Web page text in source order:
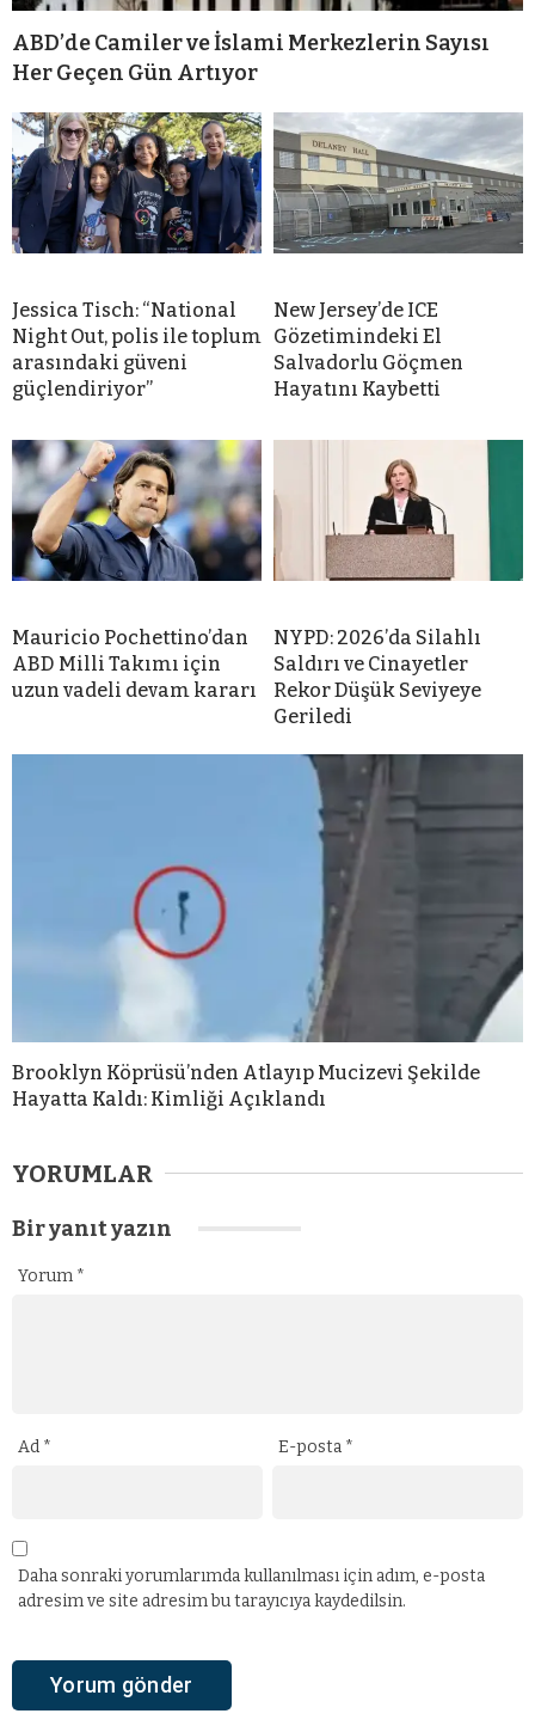
ABD’de Camiler ve İslami Merkezlerin Sayısı
Her Geçen Gün Artıyor
Jessica Tisch: “National
Night Out, polis ile toplum
arasındaki güveni
güçlendiriyor”
New Jersey’de ICE
Gözetimindeki El
Salvadorlu Göçmen
Hayatını Kaybetti
Mauricio Pochettino’dan
ABD Milli Takımı için
uzun vadeli devam kararı
NYPD: 2026’da Silahlı
Saldırı ve Cinayetler
Rekor Düşük Seviyeye
Geriledi
Brooklyn Köprüsü’nden Atlayıp Mucizevi Şekilde
Hayatta Kaldı: Kimliği Açıklandı
YORUMLAR
Bir yanıt yazın
Yorum *
Ad * E-posta *
Daha sonraki yorumlarımda kullanılması için adım, e-posta
adresim ve site adresim bu tarayıcıya kaydedilsin.